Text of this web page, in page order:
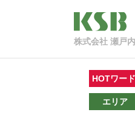
株式会社 瀬戸
HOTワード
エリア